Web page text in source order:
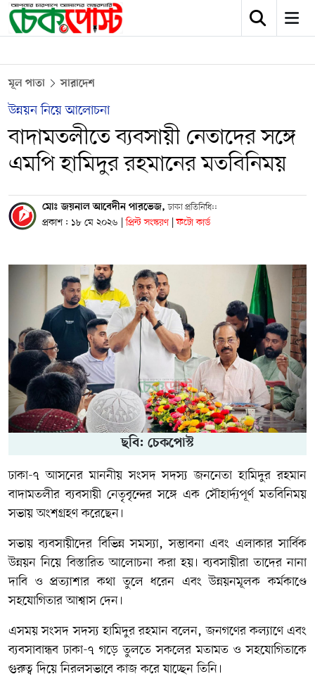
মূল পাতা সারাদেশ
উন্নয়ন নিয়ে আলোচনা
বাদামতলীতে ব্যবসায়ী নেতাদের সঙ্গে
এমপি হামিদুর রহমানের মতবিনিময়
মোঃ জয়নাল আবেদীন পারভেজ,ঢাকা প্রতিনিধি::
প্রকাশ : ১৮ মে ২০২৬ | প্রিন্ট সংস্করণ | ফটো কার্ড
ছবি: চেকপোস্ট
ঢাকা-৭ আসনের মাননীয় সংসদ সদস্য জননেতা হামিদুর রহমান
বাদামতলীর ব্যবসায়ী নেতৃবৃন্দের সঙ্গে এক সৌহার্দ্যপূর্ণ মতবিনিময়
সভায় অংশগ্রহণ করেছেন।
সভায় ব্যবসায়ীদের বিভিন্ন সমস্যা, সম্ভাবনা এবং এলাকার সার্বিক
উন্নয়ন নিয়ে বিস্তারিত আলোচনা করা হয়। ব্যবসায়ীরা তাদের নানা
দাবি ও প্রত্যাশার কথা তুলে ধরেন এবং উন্নয়নমূলক কর্মকাণ্ডে
সহযোগিতার আশ্বাস দেন।
এসময় সংসদ সদস্য হামিদুর রহমান বলেন, জনগণের কল্যাণে এবং
ব্যবসাবান্ধব ঢাকা-৭ গড়ে তুলতে সকলের মতামত ও সহযোগিতাকে
গুরুত্ব দিয়ে নিরলসভাবে কাজ করে যাচ্ছেন তিনি।